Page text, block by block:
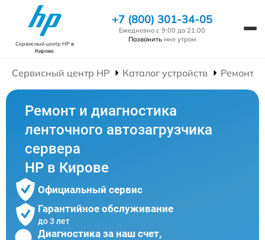
Сервисный центр HPв
Кирове
+7 (800) 301-34-05
Ежедневно с 9:00 до 21:00
Позвонить мне утром
Сервисный центр HP Каталог устройств Ремонт
Ремонт и диагностика
ленточного автозагрузчика
сервера
HP в Кирове
Официальный сервис
Гарантийное обслуживание
до 3 лет
Диагностика за наш счет,